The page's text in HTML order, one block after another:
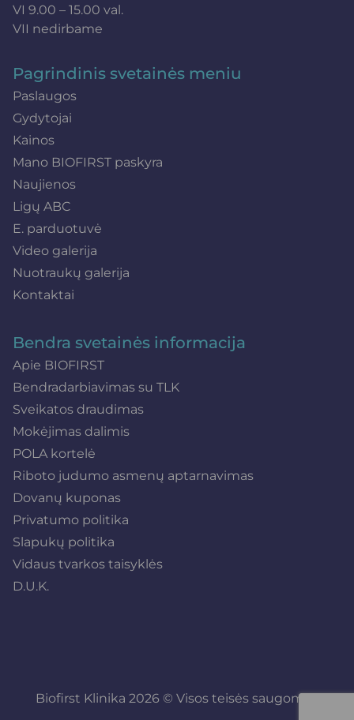
VI 9.00 – 15.00 val.
VII nedirbame
Pagrindinis svetainės meniu
Paslaugos
Gydytojai
Kainos
Mano BIOFIRST paskyra
Naujienos
Ligų ABC
E. parduotuvė
Video galerija
Nuotraukų galerija
Kontaktai
Bendra svetainės informacija
Apie BIOFIRST
Bendradarbiavimas su TLK
Sveikatos draudimas
Mokėjimas dalimis
POLA kortelė
Riboto judumo asmenų aptarnavimas
Dovanų kuponas
Privatumo politika
Slapukų politika
Vidaus tvarkos taisyklės
D.U.K.
Biofirst Klinika 2026 © Visos teisės saugomos